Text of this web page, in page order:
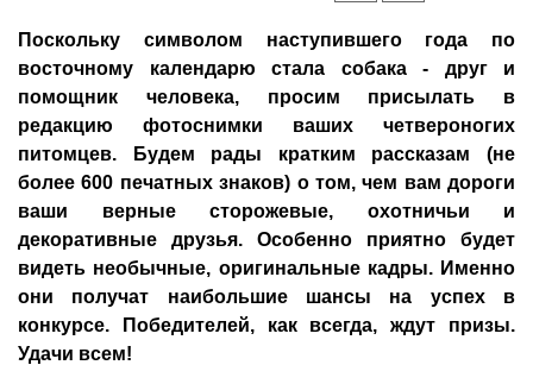
Поскольку символом наступившего года по
восточному календарю стала собака - друг и
помощник человека, просим присылать в
редакцию фотоснимки ваших четвероногих
питомцев. Будем рады кратким рассказам (не
более 600 печатных знаков) о том, чем вам дороги
ваши верные сторожевые, охотничьи и
декоративные друзья. Особенно приятно будет
видеть необычные, оригинальные кадры. Именно
они получат наибольшие шансы на успех в
конкурсе. Победителей, как всегда, ждут призы.
Удачи всем!